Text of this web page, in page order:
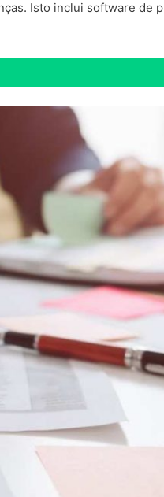
Isto inclui software de